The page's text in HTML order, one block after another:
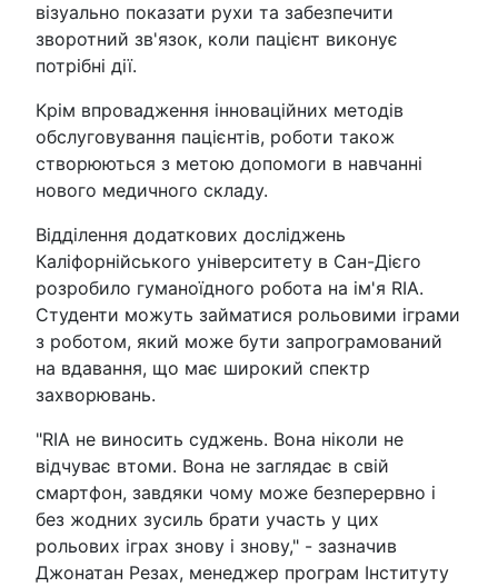
візуально показати рухи та забезпечити
зворотний зв'язок, коли пацієнт виконує
потрібні дії.
Крім впровадження інноваційних методів
обслуговування пацієнтів, роботи також
створюються з метою допомоги в навчанні
нового медичного складу.
Відділення додаткових досліджень
Каліфорнійського університету в Сан-Дієго
розробило гуманоїдного робота на ім'я RIA.
Студенти можуть займатися рольовими іграми
з роботом, який може бути запрограмований
на вдавання, що має широкий спектр
захворювань.
"RIA не виносить суджень. Вона ніколи не
відчуває втоми. Вона не заглядає в свій
смартфон, завдяки чому може безперервно і
без жодних зусиль брати участь у цих
рольових іграх знову і знову," - зазначив
Джонатан Резах, менеджер програм Інституту